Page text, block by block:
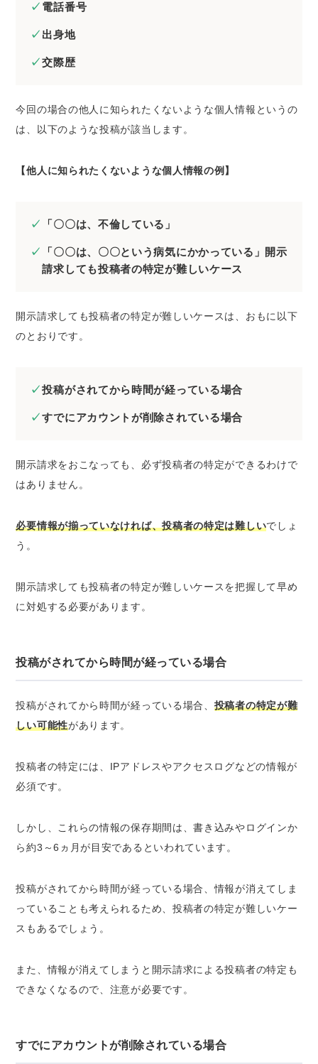
電話番号
出身地
交際歴
今回の場合の他人に知られたくないような個人情報というの
は、以下のような投稿が該当します。
【他人に知られたくないような個人情報の例】
「〇〇は、不倫している」
「〇〇は、〇〇という病気にかかっている」開示
請求しても投稿者の特定が難しいケース
開示請求しても投稿者の特定が難しいケースは、おもに以下
のとおりです。
投稿がされてから時間が経っている場合
すでにアカウントが削除されている場合
開示請求をおこなっても、必ず投稿者の特定ができるわけで
はありません。
必要情報が揃っていなければ、投稿者の特定は難しいでしょ
う。
開示請求しても投稿者の特定が難しいケースを把握して早め
に対処する必要があります。
投稿がされてから時間が経っている場合
投稿がされてから時間が経っている場合、 投稿者の特定が難
しい可能性があります。
投稿者の特定には、IPアドレスやアクセスログなどの情報が
必須です。
しかし、これらの情報の保存期間 は、書き込みやログインか
ら約3～6ヵ月が目安であるといわれています。
投稿がされてから時間が経っている場合、情報が消えてしま
っていることも考えられるため、投稿者の特定が難しいケー
スもあるでしょう。
また、情報が消えてしまうと開示請求による投稿者の特定も
できなくなるので、注意が必要です。
すでにアカウントが削除されている場合